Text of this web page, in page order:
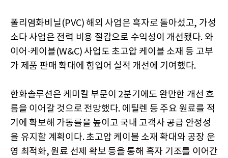
폴리염화비닐(PVC) 해외 사업은 흑자로 돌아섰고, 가성
소다 사업은 전력 비용 절감으로 수익성이 개선됐다. 와
이어·케이블(W&C) 사업도 초고압 케이블 소재 등 고부
가 제품 판매 확대에 힘입어 실적 개선에 기여했다.
한화솔루션은 케미칼 부문이 2분기에도 완만한 개선 흐
름을 이어갈 것으로 전망했다. 에틸렌 등 주요 원료를 적
기에 확보해 가동률을 높이고 국내 고객사 공급 안정성
을 유지할 계획이다. 초고압 케이블 소재 확대와 공장 운
영 최적화, 원료 선제 확보 등을 통해 흑자 기조를 이어간